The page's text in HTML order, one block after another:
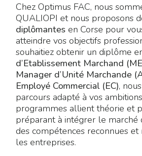
Chez Optimus FAC, nous
QUALIOPI et nous proposons
diplômantes en Corse pour
atteindre vos objectifs
souhaitiez obtenir un diplôme
d’Etablissement Marchand
Manager d’Unité Marchande
Employé Commercial (EC),
parcours adapté à vos
programmes allient théorie et
préparant à intégrer le marché
des compétences reconnues
les entreprises.